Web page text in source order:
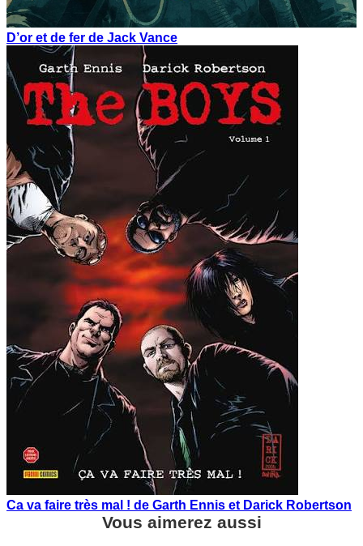
D’or et de fer de Jack Vance
Ca va faire très mal ! de Garth Ennis et Darick Robertson
Vous aimerez aussi